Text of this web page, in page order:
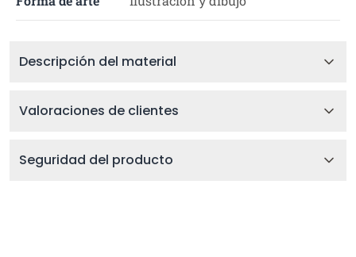
Descripción del material
Valoraciones de clientes
Seguridad del producto